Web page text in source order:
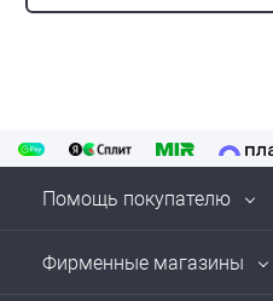
Помощь покупателю
Фирменные магазины